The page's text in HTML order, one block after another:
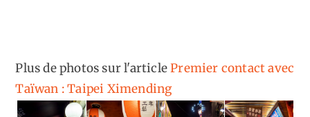
Plus de photos sur l'articlePremier contact avec
Taïwan : Taipei Ximending